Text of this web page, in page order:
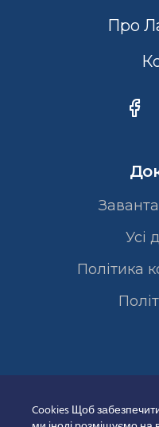
Про
Усі
Політика
Cookies Щоб